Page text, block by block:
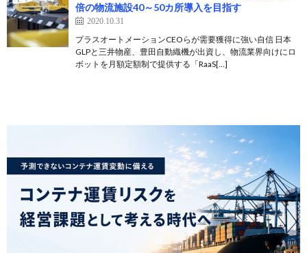
倍の物流施設40～50カ所導入を目指す
2020.10.31
プラスオートメーションCEOらが需要獲得に強い自信 日本
GLPと三井物産、豊田自動織機が出資し、物流業界向けにロ
ボットを月額定額制で提供する「RaaS[…]